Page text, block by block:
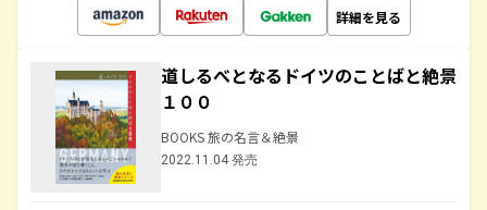
詳細を見る
道しるべとなるドイツのことばと絶景
１００
BOOKS 旅の名言＆絶景
2022.11.04 発売